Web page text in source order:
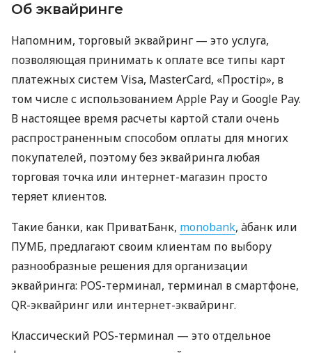
Об эквайринге
Напомним, торговый эквайринг — это услуга,
позволяющая принимать к оплате все типы карт
платежных систем Visa, MasterCard, «Простір», в
том числе с использованием Apple Pay и Google Pay.
В настоящее время расчеты картой стали очень
распространенным способом оплаты для многих
покупателей, поэтому без эквайринга любая
торговая точка или интернет-магазин просто
теряет клиентов.
Такие банки, как ПриватБанк, monobank, àбанк или
ПУМБ, предлагают своим клиентам по выбору
разнообразные решения для организации
эквайринга: POS-терминал, терминал в смартфоне,
QR-эквайринг или интернет-эквайринг.
Классический POS-терминал — это отдельное